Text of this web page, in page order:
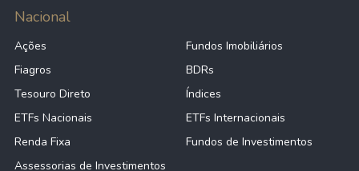
Nacional
Ações
Fundos Imobiliários
Fiagros
BDRs
Tesouro Direto
Índices
ETFs Nacionais
ETFs Internacionais
Renda Fixa
Fundos de Investimentos
Assessorias de Investimentos